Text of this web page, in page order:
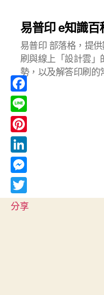
易普印 e知識百
易普印 部落格，提
刷與線上「設計雲
勢，以及解答印刷的
F
a
c
e
b
o
o
k
L
i
n
e
P
i
n
t
e
L
i
n
k
M
e
s
T
分享